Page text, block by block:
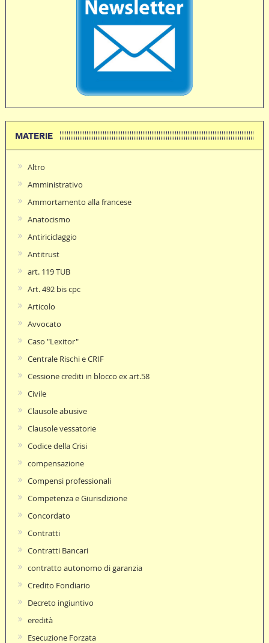
MATERIE
Altro
Amministrativo
Ammortamento alla francese
Anatocismo
Antiriciclaggio
Antitrust
art. 119 TUB
Art. 492 bis cpc
Articolo
Avvocato
Caso "Lexitor"
Centrale Rischi e CRIF
Cessione crediti in blocco ex art.58
Civile
Clausole abusive
Clausole vessatorie
Codice della Crisi
compensazione
Compensi professionali
Competenza e Giurisdizione
Concordato
Contratti
Contratti Bancari
contratto autonomo di garanzia
Credito Fondiario
Decreto ingiuntivo
eredità
Esecuzione Forzata